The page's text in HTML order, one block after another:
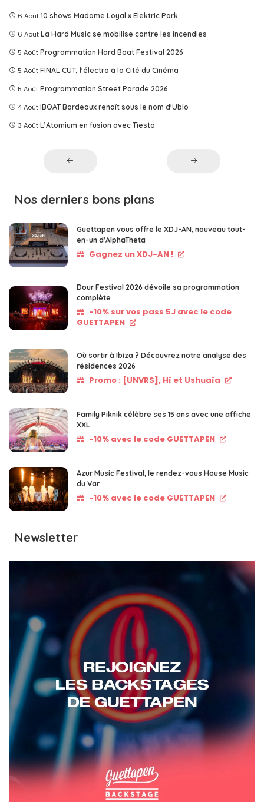
6 Août 10 shows Madame Loyal x Elektric Park
6 Août La Hard Music se mobilise contre les incendies
5 Août Programmation Hard Boat Festival 2026
5 Août FINAL CUT, l'électro à la Cité du Cinéma
5 Août Programmation Street Parade 2026
4 Août IBOAT Bordeaux renaît sous le nom d'Ublo
3 Août L’Atomium en fusion avec Tîesto
Nos derniers bons plans
Guettapen vous offre le XDJ-AN, nouveau tout-
en-un d’AlphaTheta
Gagnez un XDJ-AN !
Dour Festival 2026 dévoile sa programmation
complète
-10% sur vos pass 5J avec le code
GUETTAPEN
Où sortir à Ibiza ? Découvrez notre analyse des
résidences 2026
Promo : [UNVRS], Hï et Ushuaïa
Family Piknik célèbre ses 15 ans avec une affiche
XXL
-10% avec le code GUETTAPEN
Azur Music Festival, le rendez-vous House Music
du Var
-10% avec le code GUETTAPEN
Newsletter